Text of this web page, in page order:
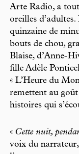
Arte Radio, a
oreilles d’adultes.
quinzaine de
bouts de chou,
Blaise, d’Anne-
fille Adèle
« L’Heure du
remettent au
histoires qui
« Cette nuit,
voix du